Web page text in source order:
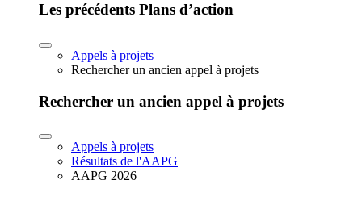
Les précédents Plans d’action
Appels à projets
Rechercher un ancien appel à projets
Rechercher un ancien appel à projets
Appels à projets
Résultats de l'AAPG
AAPG 2026